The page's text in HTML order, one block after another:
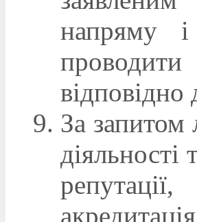
напряму
проводити
відповідно
За запитом